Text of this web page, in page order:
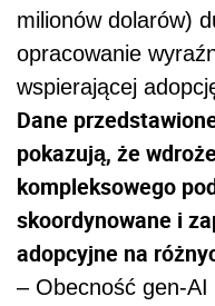
milionów dolarów)
opracowanie
wspierającej
Dane
pokazują, że
kompleksowego
skoordynowane i
adopcyjne na
– Obecność gen-